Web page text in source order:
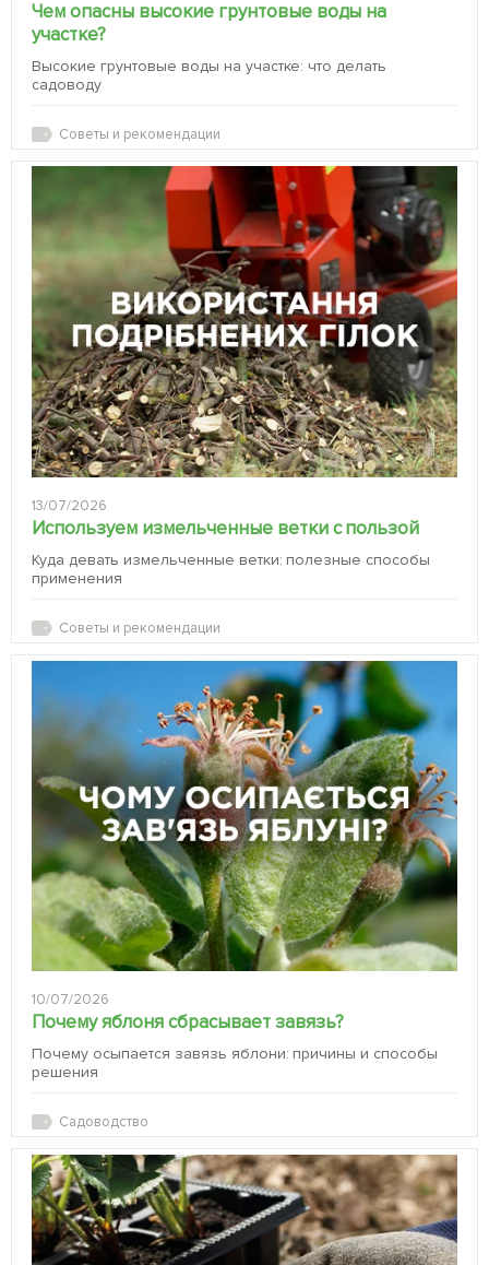
Чем опасны высокие грунтовые воды на
участке?
Высокие грунтовые воды на участке: что делать
садоводу
Советы и рекомендации
13/07/2026
Используем измельченные ветки с пользой
Куда девать измельченные ветки: полезные способы
применения
Советы и рекомендации
10/07/2026
Почему яблоня сбрасывает завязь?
Почему осыпается завязь яблони: причины и способы
решения
Садоводство